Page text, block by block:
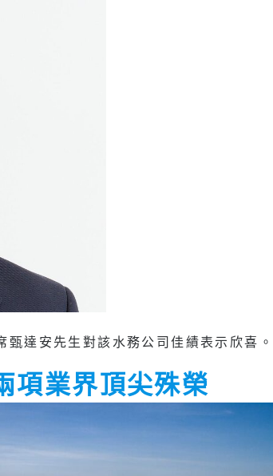
達安先生對該水務公司佳績表示欣喜。
業界頂尖殊榮